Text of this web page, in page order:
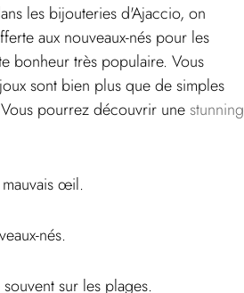
les bijouteries d'Ajaccio, on
aux nouveaux-nés pour les
bonheur très populaire. Vous
sont bien plus que de simples
pourrez découvrir une stunning
œil.
nés.
sur les plages.